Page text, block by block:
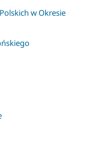
w Okresie